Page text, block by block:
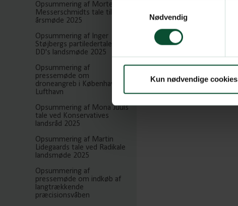
Samtykkevalg
Nødvendig
Kun nødvendige cookies
Opsummering af Morten
Messerschmidts tale til DF's
årsmøde 2025
Opsummering af Inger
Støjbergs partiledertale til
DD's landsmøde 2025
Opsummering af
pressemøde om
droneangreb i Københavns
Lufthavn
Opsummering af Mona Juuls
tale ved Konservatives
landsråd 2025
Opsummering af Martin
Lidegaards tale ved Radikale
landsmøde 2025
Opsummering af
pressemøde om indkøb af
langtrækkende
præcisionsvåben